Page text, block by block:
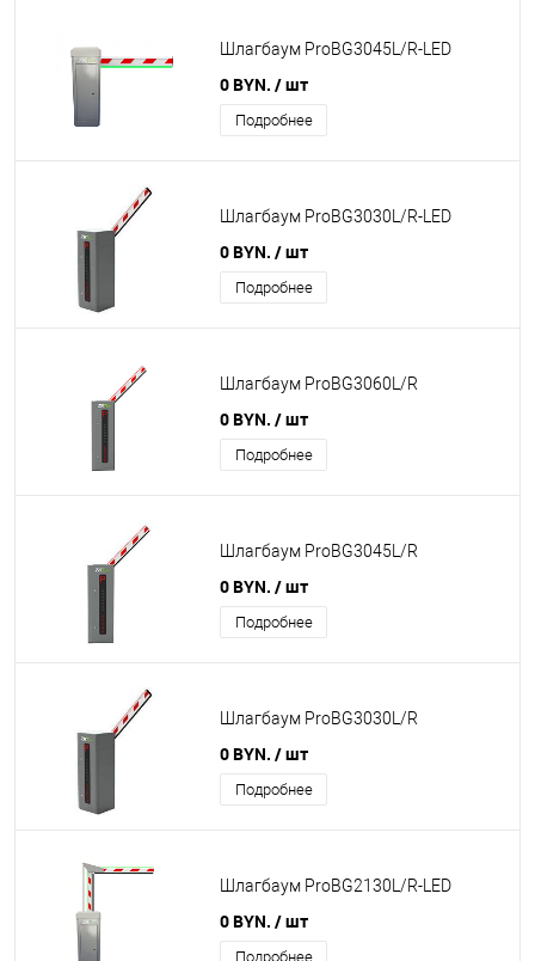
Шлагбаум ProBG3045L/R-LED
0 BYN. / шт
Подробнее
Шлагбаум ProBG3030L/R-LED
0 BYN. / шт
Подробнее
Шлагбаум ProBG3060L/R
0 BYN. / шт
Подробнее
Шлагбаум ProBG3045L/R
0 BYN. / шт
Подробнее
Шлагбаум ProBG3030L/R
0 BYN. / шт
Подробнее
Шлагбаум ProBG2130L/R-LED
0 BYN. / шт
Подробнее